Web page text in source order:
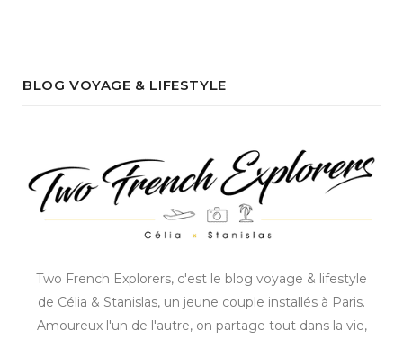
BLOG VOYAGE & LIFESTYLE
Two French Explorers, c'est le blog voyage & lifestyle
de Célia & Stanislas, un jeune couple installés à Paris.
Amoureux l'un de l'autre, on partage tout dans la vie,